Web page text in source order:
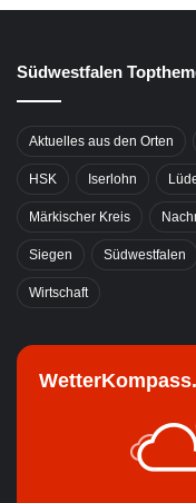
Südwestfalen
Aktuelles aus den Orten
HSK Iserlohn
Märkischer Kreis
Siegen Südwestfalen
Wirtschaft